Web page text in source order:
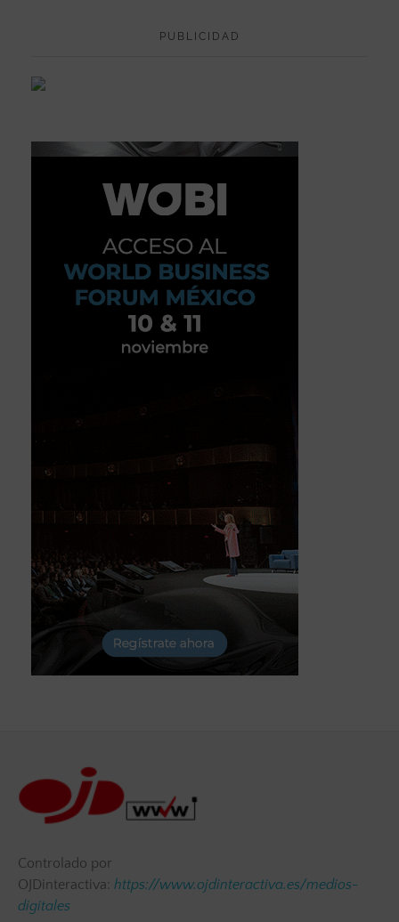
PUBLICIDAD
Controlado por
OJDinteractiva: https://www.ojdinteractiva.es/medios-
digitales